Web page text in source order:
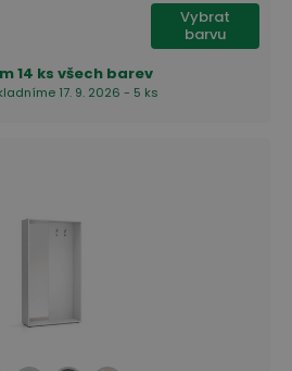
Vybrat
barvu
14 ks všech barev
17. 9. 2026 - 5 ks